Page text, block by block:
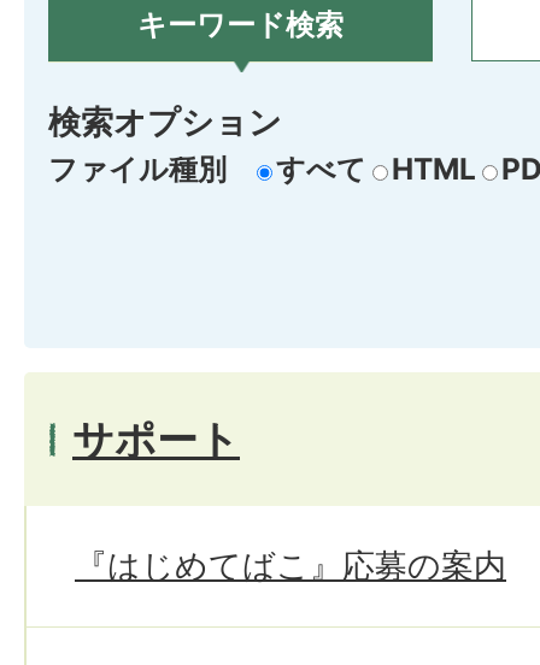
キーワード検索
検索オプション
ファイル種別 すべて HTML
サポート
『はじめてばこ』応募の案内